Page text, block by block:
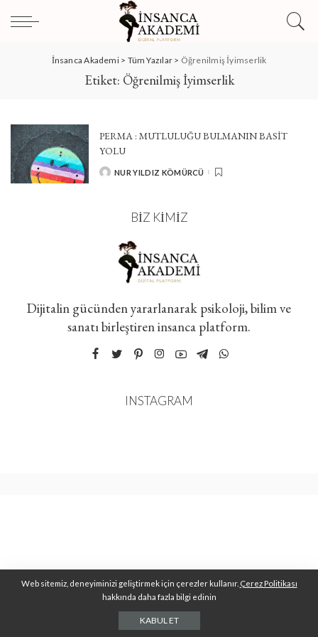
İnsanca Akademi> Tüm Yazılar > Öğrenilmiş İyimserlik
Etiket: Öğrenilmiş İyimserlik
PERMA : MUTLULUĞU BULMANIN BASIT
YOLU
POSTEDNUR YILDIZ KÖMÜRCÜ
BIZ KIMIZ
Dijitalin gücünden yararlanarak psikoloji, bilim ve
sanatı birleştiren insanca platform.
INSTAGRAM
Web sitemiz, deneyiminizi geliştirmek için çerezler kullanır. Çerez Politikası
hakkında daha fazla bilgi edinin
KABUL ET